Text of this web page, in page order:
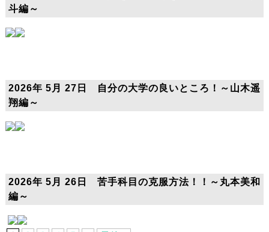
斗編～
2026年 5月 27日 自分の大学の良いところ！～山木遥
翔編～
2026年 5月 26日 苦手科目の克服方法！！～丸本美和
編～